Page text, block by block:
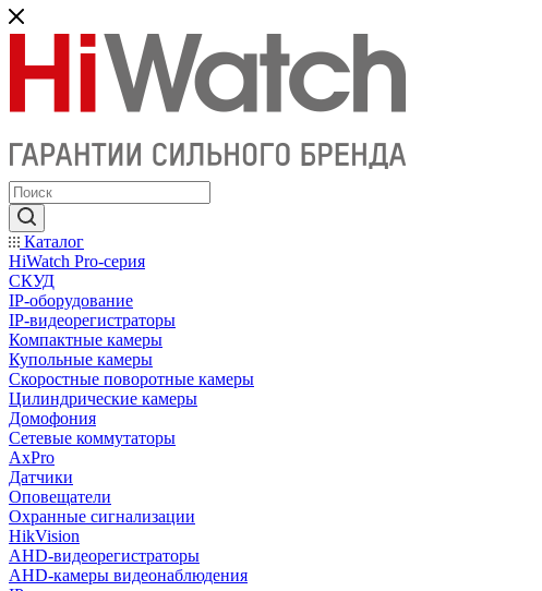
Каталог
HiWatch Pro-серия
CКУД
IP-оборудование
IP-видеорегистраторы
Компактные камеры
Купольные камеры
Скоростные поворотные камеры
Цилиндрические камеры
Домофония
Сетевые коммутаторы
AxPro
Датчики
Оповещатели
Охранные сигнализации
HikVision
AHD-видеорегистраторы
AHD-камеры видеонаблюдения